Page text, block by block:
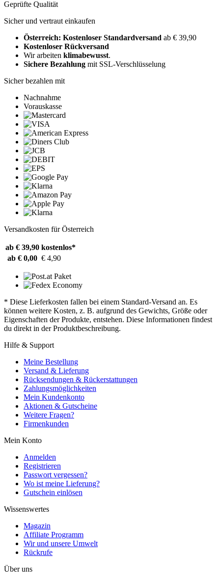
Geprüfte Qualität
Sicher und vertraut einkaufen
Österreich: Kostenloser Standardversand ab € 39,90
Kostenloser Rückversand
Wir arbeiten klimabewusst.
Sichere Bezahlung mit SSL-Verschlüsselung
Sicher bezahlen mit
Nachnahme
Vorauskasse
Versandkosten für Österreich
ab € 39,90 kostenlos*
ab € 0,00 € 4,90
* Diese Lieferkosten fallen bei einem Standard-Versand an. Es
können weitere Kosten, z. B. aufgrund des Gewichts, Größe oder
Eigenschaften der Produkte, entstehen. Diese Informationen findest
du direkt in der Produktbeschreibung.
Hilfe & Support
Meine Bestellung
Versand & Lieferung
Rücksendungen & Rückerstattungen
Zahlungsmöglichkeiten
Mein Kundenkonto
Aktionen & Gutscheine
Weitere Fragen?
Firmenkunden
Mein Konto
Anmelden
Registrieren
Passwort vergessen?
Wo ist meine Lieferung?
Gutschein einlösen
Wissenswertes
Magazin
Affiliate Programm
Wir und unsere Umwelt
Rückrufe
Über uns